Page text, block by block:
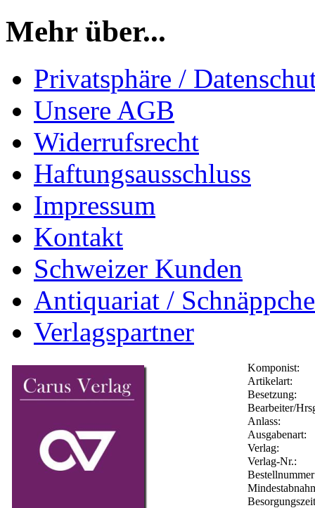
Mehr über...
Privatsphäre /
Unsere AGB
Widerrufsrecht
Haftungsausschluss
Impressum
Kontakt
Schweizer Kunden
Antiquariat /
Verlagspartner
Komponist:
Artikelart:
Besetzung:
Bearbeiter/
Anlass:
Ausgabenart:
Verlag:
Verlag-Nr.: